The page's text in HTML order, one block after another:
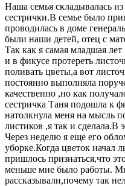
Наша семья складывалась
сестрички.В семье было
проводилась в доме
были наши детей, отец с
Так как я самая младшая
и в фикусе протереть
поливать цветы,а вот
постоянно выполняла
качественно ,но как
сестричка Таня подошла к
натолкнула меня на мысль
листиков ,я так и сделала.В
Через неделю я еще его
уборке.Когда цветок начал
пришлось признаться,что
меньше мне было работы.
рассказывали,почему так